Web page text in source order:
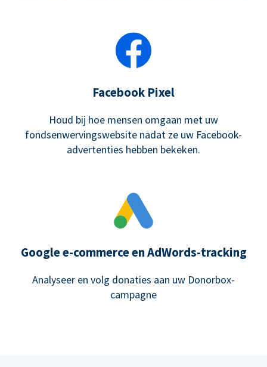
Facebook Pixel
Houd bij hoe mensen omgaan met uw
fondsenwervingswebsite nadat ze uw Facebook-
advertenties hebben bekeken.
Google e-commerce en AdWords-tracking
Analyseer en volg donaties aan uw Donorbox-
campagne